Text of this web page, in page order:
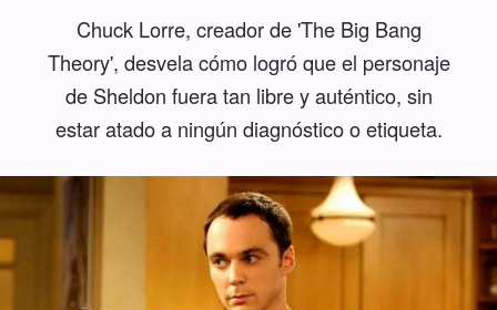
Chuck Lorre, creador de 'The Big Bang
Theory', desvela cómo logró que el personaje
de Sheldon fuera tan libre y auténtico, sin
estar atado a ningún diagnóstico o etiqueta.